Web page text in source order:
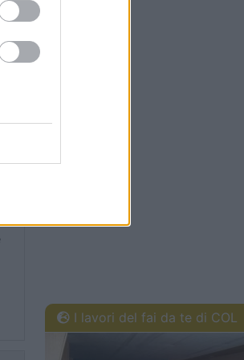
I lavori del fai da te di COL